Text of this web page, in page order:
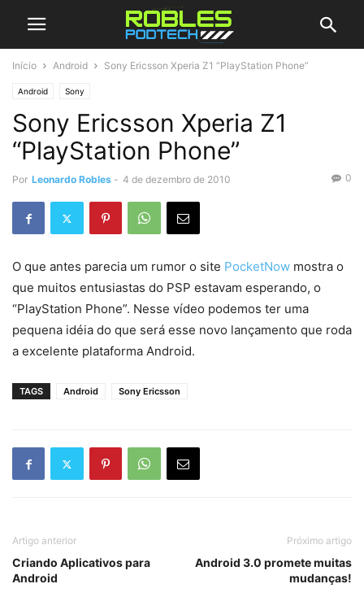
Início Android Sony Ericsson Xperia Z1 “PlayStation Phone”
Android Sony
Sony Ericsson Xperia Z1
“PlayStation Phone”
Por Leonardo Robles - 4 de dezembro de 2010 0
O que antes parecia um rumor o site PocketNow mostra o
que muitos entusiastas do PSP estavam esperando, o
“PlayStation Phone”. Nesse vídeo podemos ter uma
pequena idéia do que será esse novo lançamento que roda
a excelente plataforma Android.
TAGS Android Sony Ericsson
Artigo anterior
Criando Aplicativos para
Android
Próximo artigo
Android 3.0 promete muitas
mudanças!